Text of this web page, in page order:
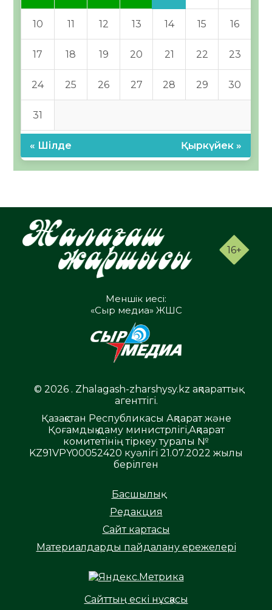
10 11 12 13 14 15 16
17 18 19 20 21 22 23
24 25 26 27 28 29 30
31
« Шілде Қыркүйек »
16+
Меншік иесі:
«Сыр медиа» ЖШС
© 2026 . Zhalagash-zharshysy.kz ақпараттық
агенттігі.
Қазақстан Республикасы Ақпарат және
Қоғамдық даму министрлігі,Ақпарат
комитетінің тіркеу туралы №
KZ91VPY00052420 куәлігі 21.07.2022 жылы
берілген
Басшылық
Редакция
Сайт картасы
Материалдарды пайдалану ережелері
Сайттың ескі нұсқасы